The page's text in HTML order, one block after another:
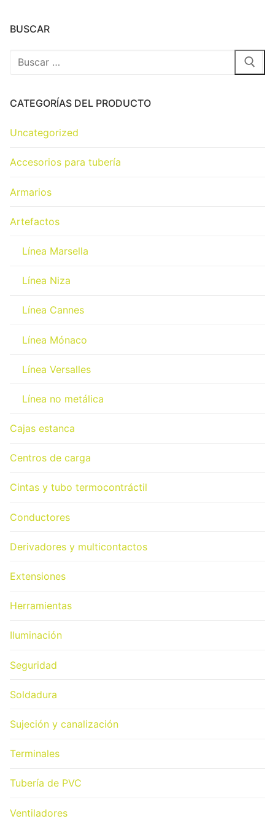
BUSCAR
CATEGORÍAS DEL PRODUCTO
Uncategorized
Accesorios para tubería
Armarios
Artefactos
Línea Marsella
Línea Niza
Línea Cannes
Línea Mónaco
Línea Versalles
Línea no metálica
Cajas estanca
Centros de carga
Cintas y tubo termocontráctil
Conductores
Derivadores y multicontactos
Extensiones
Herramientas
Iluminación
Seguridad
Soldadura
Sujeción y canalización
Terminales
Tubería de PVC
Ventiladores